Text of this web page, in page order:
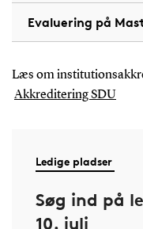
Evaluering på
Læs om
Akkreditering SDU
Ledige pladser
Søg ind på
10. juli